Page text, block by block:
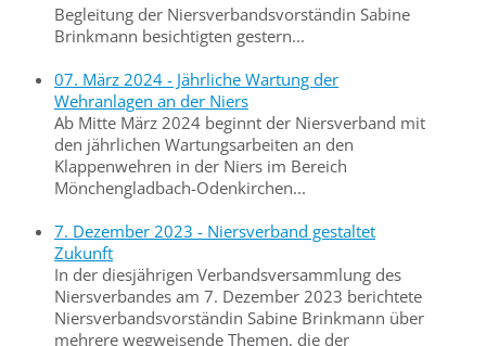
Begleitung der Niersverbandsvorständin Sabine
Brinkmann besichtigten gestern...
07. März 2024 - Jährliche Wartung der
Wehranlagen an der Niers
Ab Mitte März 2024 beginnt der Niersverband mit
den jährlichen Wartungsarbeiten an den
Klappenwehren in der Niers im Bereich
Mönchengladbach-Odenkirchen...
7. Dezember 2023 - Niersverband gestaltet
Zukunft
In der diesjährigen Verbandsversammlung des
Niersverbandes am 7. Dezember 2023 berichtete
Niersverbandsvorständin Sabine Brinkmann über
mehrere wegweisende Themen, die der